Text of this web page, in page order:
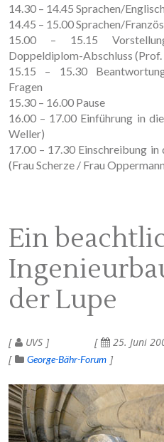
14.30 – 14.45 Sprachen/
14.45 – 15.00 Sprachen/
15.00 – 15.15
Doppeldiplom-Abschluss
15.15 – 15.30
Fragen
15.30 – 16.00 Pause
16.00 – 17.00 Einführung in
Weller)
17.00 – 17.30 Einschreibung
(Frau Scherze / Frau
Ein
der Lupe
UVS 25. Juni
George-Bähr-Forum